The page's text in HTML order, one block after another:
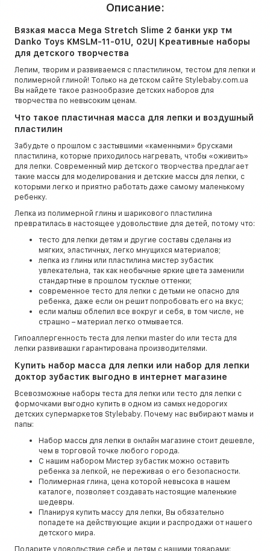
Описание:
Вязкая масса Mega Stretch Slime 2 банки укр тм
Danko Toys KMSLM-11-01U, 02U| Креативные наборы
для детского творчества
Лепим, творим и развиваемся с пластилином, тестом для лепки и
полимерной глиной! Только на детском сайте Stylebaby.com.ua
Вы найдете такое разнообразие детских наборов для
творчества по невысоким ценам.
Что такое пластичная масса для лепки и воздушный
пластилин
Забудьте о прошлом с застывшими «каменными» брусками
пластилина, которые приходилось нагревать, чтобы «оживить»
для лепки. Современный мир детского творчества предлагает
такие массы для моделирования и детские массы для лепки, с
которыми легко и приятно работать даже самому маленькому
ребенку.
Лепка из полимерной глины и шарикового пластилина
превратилась в настоящее удовольствие для детей, потому что:
тесто для лепки детям и другие составы сделаны из
мягких, эластичных, легко мнущихся материалов;
лепка из глины или пластилина мистер зубастик
увлекательна, так как необычные яркие цвета заменили
стандартные в прошлом тусклые оттенки;
современное тесто для лепки с детьми не опасно для
ребенка, даже если он решит попробовать его на вкус;
если малыш облепил все вокруг и себя, в том числе, не
страшно – материал легко отмывается.
Гипоаллергенность теста для лепки master do или теста для
лепки развивашки гарантирована производителями.
Купить набор масса для лепки или набор для лепки
доктор зубастик выгодно в интернет магазине
Всевозможные наборы теста для лепки или тесто для лепки с
формочками выгодно купить в одном из самых недорогих
детских супермаркетов Stylebaby. Почему нас выбирают мамы и
папы:
Набор массы для лепки в онлайн магазине стоит дешевле,
чем в торговой точке любого города.
С нашим набором Мистер зубастик можно оставить
ребенка за лепкой, не переживая о его безопасности.
Полимерная глина, цена которой невысока в нашем
каталоге, позволяет создавать настоящие маленькие
шедевры.
Планируя купить массу для лепки, Вы обязательно
попадете на действующие акции и распродажи от нашего
детского мира.
Подарите удовольствие себе и детям с нашими товарами: